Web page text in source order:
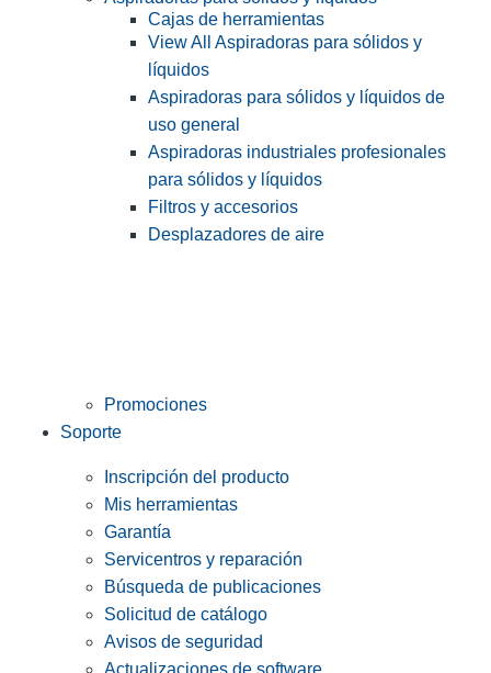
Cajas de herramientas
View All Aspiradoras para sólidos y
líquidos
Aspiradoras para sólidos y líquidos de
uso general
Aspiradoras industriales profesionales
para sólidos y líquidos
Filtros y accesorios
Desplazadores de aire
Promociones
Soporte
Inscripción del producto
Mis herramientas
Garantía
Servicentros y reparación
Búsqueda de publicaciones
Solicitud de catálogo
Avisos de seguridad